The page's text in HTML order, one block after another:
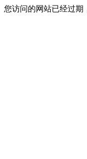
您访问的网站已经过期